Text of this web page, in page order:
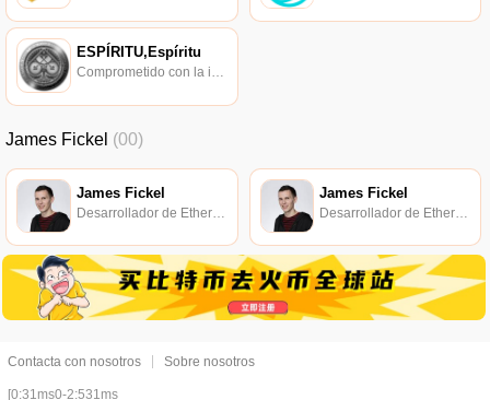
ESPÍRITU,Espíritu
Comprometido con la investigación de políticas en los campos de las nuevas finanzas, las finanzas internacionales y los mercados financieros.
James Fickel (00)
James Fickel
Desarrollador de Ethereum.
James Fickel
Contacta con nosotros Sobre nosotros
[0:31ms0-2:531ms